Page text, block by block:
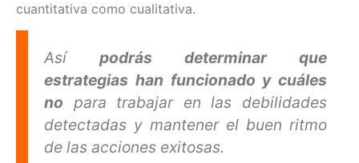
cuantitativa como cualitativa.
Así podrás determinar que
estrategias han funcionado y cuáles
no para trabajar en las debilidades
detectadas y mantener el buen ritmo
de las acciones exitosas.